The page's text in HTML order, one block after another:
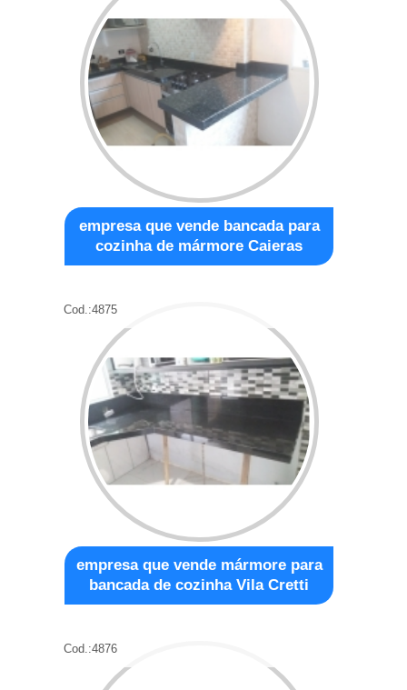
empresa que vende bancada para
cozinha de mármore Caieras
Cod.:4875
empresa que vende mármore para
bancada de cozinha Vila Cretti
Cod.:4876